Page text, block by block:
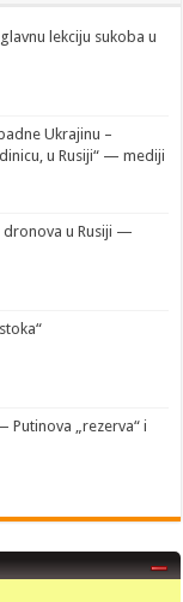
lekciju sukoba u
Ukrajinu –
u Rusiji“ — mediji
dronova u Rusiji —
Putinova „rezerva“ i